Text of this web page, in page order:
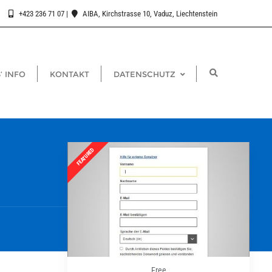
+423 236 71 07 AIBA, Kirchstrasse 10, Vaduz, Liechtenstein
INFO KONTAKT DATENSCHUTZ